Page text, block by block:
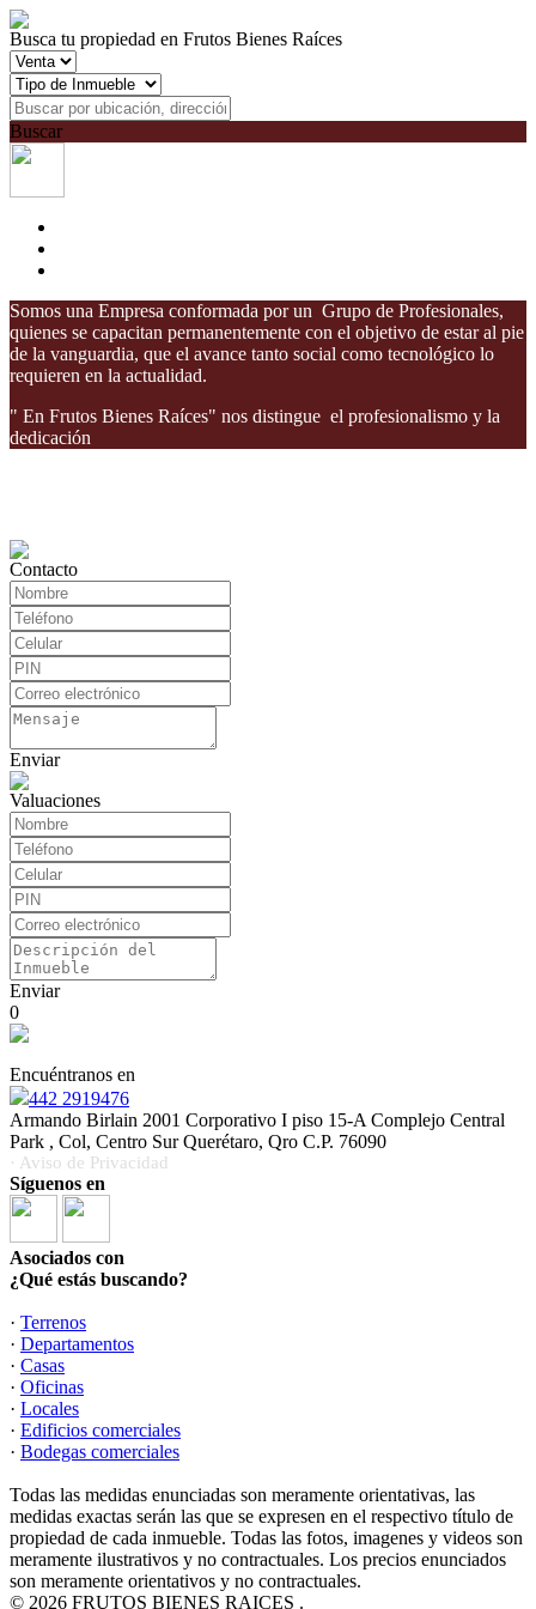
Busca tu propiedad en Frutos Bienes Raíces
Buscar
Somos una Empresa conformada por un Grupo de Profesionales,
quienes se capacitan permanentemente con el objetivo de estar al pie
de la vanguardia, que el avance tanto social como tecnológico lo
requieren en la actualidad.
" En Frutos Bienes Raíces" nos distingue el profesionalismo y la
dedicación
Contacto
Enviar
Valuaciones
Enviar
0
Encuéntranos en
442 2919476
Armando Birlain 2001 Corporativo I piso 15-A Complejo Central
Park , Col, Centro Sur Querétaro, Qro C.P. 76090
· Aviso de Privacidad
Síguenos en
Asociados con
¿Qué estás buscando?
· Terrenos
· Departamentos
· Casas
· Oficinas
· Locales
· Edificios comerciales
· Bodegas comerciales
Todas las medidas enunciadas son meramente orientativas, las
medidas exactas serán las que se expresen en el respectivo título de
propiedad de cada inmueble. Todas las fotos, imagenes y videos son
meramente ilustrativos y no contractuales. Los precios enunciados
son meramente orientativos y no contractuales.
© 2026 FRUTOS BIENES RAICES .